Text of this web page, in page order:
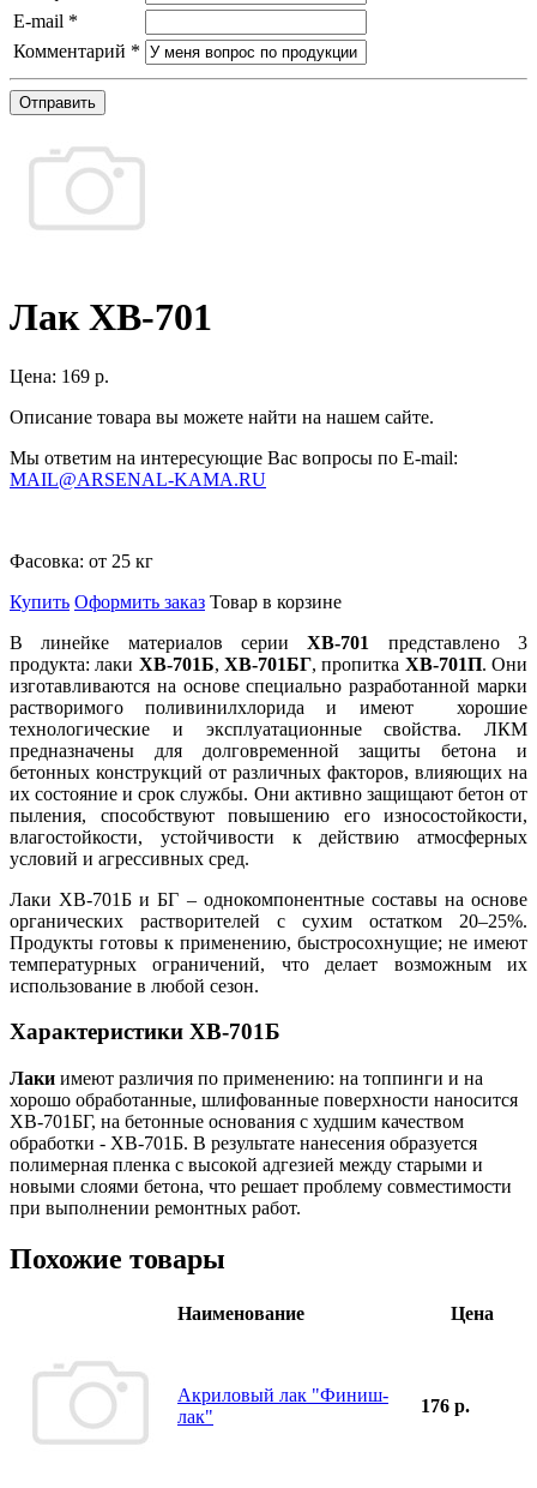
E-mail *
Комментарий *
Отправить
Лак ХВ-701
Цена: 169 р.
Описание товара вы можете найти на нашем сайте.
Мы ответим на интересующие Вас вопросы по E-mail:
MAIL@ARSENAL-KAMA.RU
Фасовка: от 25 кг
Купить Оформить заказ Товар в корзине
В линейке материалов серииХВ-701
представлено 3
продукта: лаки ХВ-701Б,ХВ-701БГ, пропитка ХВ-701П. Они
изготавливаются на основе специально разработанной марки
растворимого поливинилхлорида и имеют хорошие
технологические и эксплуатационные свойства. ЛКМ
предназначены для долговременной защиты бетона и
бетонных конструкций от различных факторов, влияющих на
их состояние и срок службы. Они активно защищают бетон от
пыления, способствуют повышению его износостойкости,
влагостойкости, устойчивости к действию атмосферных
условий и агрессивных сред.
Лаки ХВ-701Б и БГ – однокомпонентные составы на основе
органических растворителей с сухим остатком 20–25%.
Продукты готовы к применению, быстросохнущие; не имеют
температурных ограничений, что делает возможным их
использование в любой сезон.
Характеристики ХВ-701Б
Лаки имеют различия по применению: на топпинги и на
хорошо обработанные, шлифованные поверхности наносится
ХВ-701БГ, на бетонные основания с худшим качеством
обработки - ХВ-701Б. В результате нанесения образуется
полимерная пленка с высокой адгезией между старыми и
новыми слоями бетона, что решает проблему совместимости
при выполнении ремонтных работ.
Похожие товары
Наименование Цена
Акриловый лак "Финиш-
лак"
176 р.